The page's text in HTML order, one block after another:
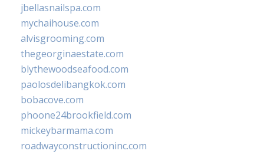
jbellasnailspa.com
mychaihouse.com
alvisgrooming.com
thegeorginaestate.com
blythewoodseafood.com
paolosdelibangkok.com
bobacove.com
phoone24brookfield.com
mickeybarmama.com
roadwayconstructioninc.com